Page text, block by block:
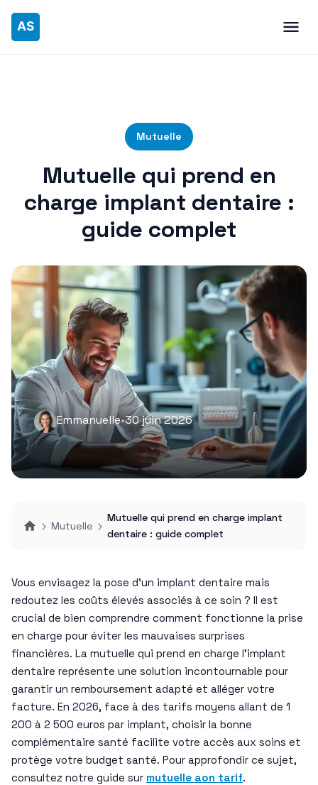
Mutuelle
Mutuelle qui prend en
charge implant dentaire :
guide complet
Emmanuelle•30 juin 2026
Mutuelle
Mutuelle qui prend en charge implant
dentaire : guide complet
Vous envisagez la pose d’un implant dentaire mais
redoutez les coûts élevés associés à ce soin ? Il est
crucial de bien comprendre comment fonctionne la prise
en charge pour éviter les mauvaises surprises
financières. La mutuelle qui prend en charge l’implant
dentaire représente une solution incontournable pour
garantir un remboursement adapté et alléger votre
facture. En 2026, face à des tarifs moyens allant de 1
200 à 2 500 euros par implant, choisir la bonne
complémentaire santé facilite votre accès aux soins et
protège votre budget santé. Pour approfondir ce sujet,
consultez notre guide sur mutuelle aon tarif.